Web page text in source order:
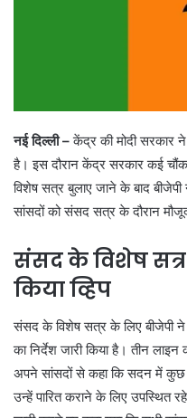
नई दिल्ली –केंद्र की मोदी सरकार
है। इस दौरान केंद्र सरकार कई
विशेष सत्र बुलाए जाने के बाद
सांसदों को संसद सत्र के दौरान
संसद के विशेष
कियाव्हिप
संसद के विशेष सत्र के लिए बीजेपी
का निर्देश जारी किया है। तीन
अपने सांसदों से कहा कि सदन में कुछ
उन्हें पारित कराने के लिए उपस्थित